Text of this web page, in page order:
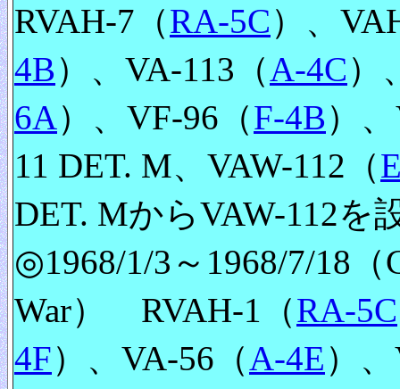
RVAH-7（RA-5C）、
4B）、VA-113（A-4C）
6A）、VF-96（F-4B）
11 DET. M、VAW-112（
DET. MからVAW-112を
◎1968/1/3～1968/7/18（
War） RVAH-1（RA-5C
4F）、VA-56（A-4E）